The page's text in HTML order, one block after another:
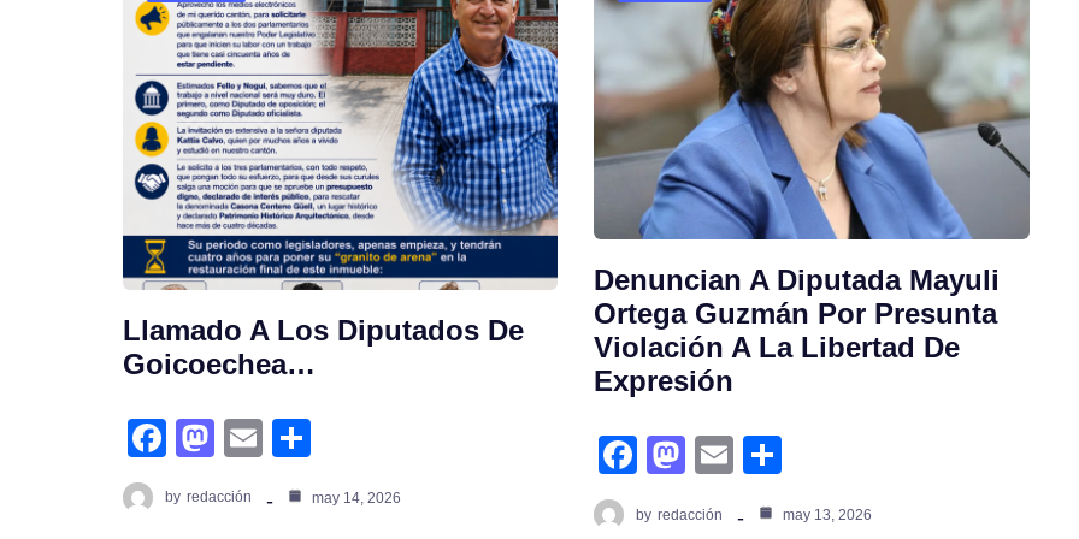
Llamado A Los Diputados De
Goicoechea…
fa
e
m
st
e
ail ar
by redacción may 14, 2026
Denuncian A Diputada Mayuli
Ortega Guzmán Por Presunta
Violación A La Libertad De
Expresión
fa
m
e
by redacción may 13, 2026